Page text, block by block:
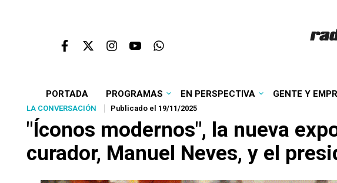
PORTADA PROGRAMAS EN PERSPECTIVA GENTE Y
LA CONVERSACIÓN Publicado el 19/11/2025
"Íconos modernos", la nueva
curador, Manuel Neves, y el